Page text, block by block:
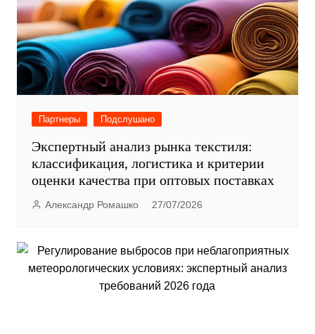
Партнеры Подслушано
Экспертный анализ рынка текстиля:
классификация, логистика и критерии
оценки качества при оптовых поставках
Александр Ромашко 27/07/2026